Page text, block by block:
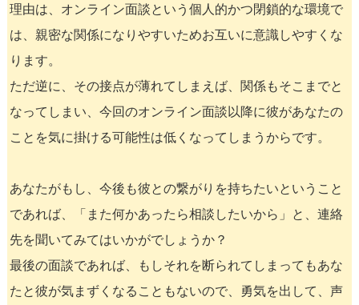
理由は、オンライン面談という個人的かつ閉鎖的な環境で
は、親密な関係になりやすいためお互いに意識しやすくな
ります。
ただ逆に、その接点が薄れてしまえば、関係もそこまでと
なってしまい、今回のオンライン面談以降に彼があなたの
ことを気に掛ける可能性は低くなってしまうからです。
あなたがもし、今後も彼との繋がりを持ちたいということ
であれば、「また何かあったら相談したいから」と、連絡
先を聞いてみてはいかがでしょうか？
最後の面談であれば、もしそれを断られてしまってもあな
たと彼が気まずくなることもないので、勇気を出して、声